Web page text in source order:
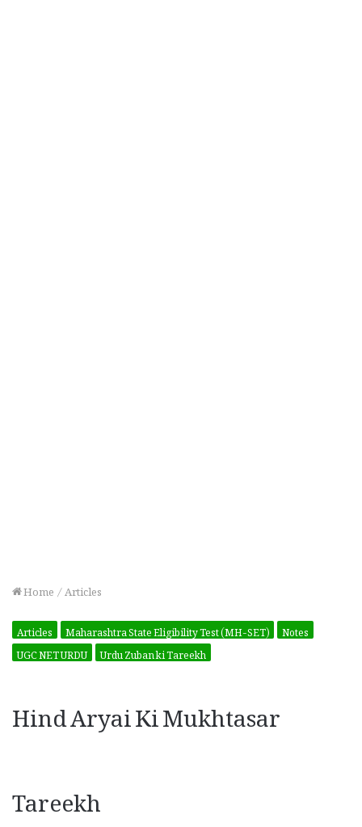
Home/Articles
Articles Maharashtra State Eligibility Test (MH-SET) Notes
UGC NET URDU Urdu Zuban ki Tareekh
Hind Aryai Ki Mukhtasar
Tareekh